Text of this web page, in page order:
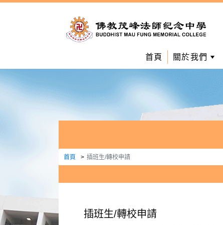
首頁 關於我們
首頁 插班生/轉校申請
插班生/轉校申請